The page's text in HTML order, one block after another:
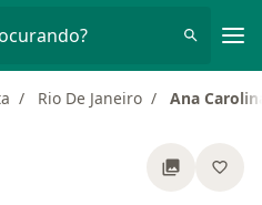
Rio De Janeiro Ana